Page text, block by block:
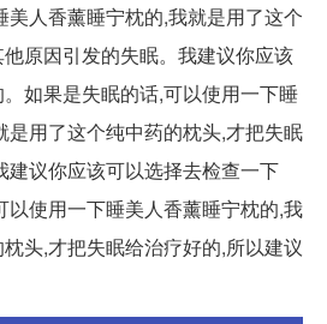
人香薰睡宁枕的,我就是用了这个
原因引发的失眠。我建议你应该
如果是失眠的话,可以使用一下睡
是用了这个纯中药的枕头,才把失眠
建议你应该可以选择去检查一下
以使用一下睡美人香薰睡宁枕的,我
头,才把失眠给治疗好的,所以建议